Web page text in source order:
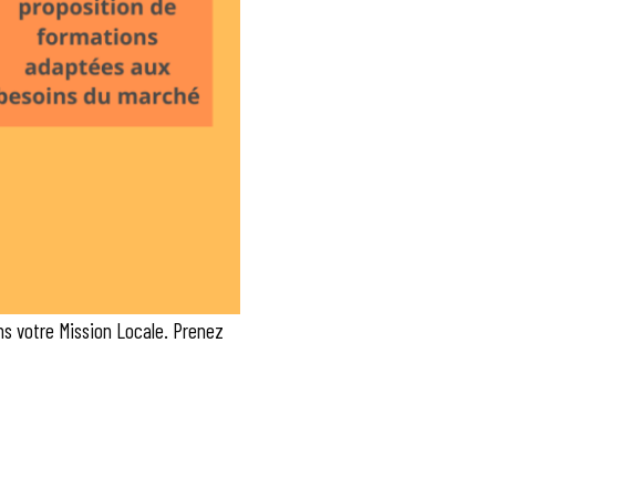
votre Mission Locale. Prenez